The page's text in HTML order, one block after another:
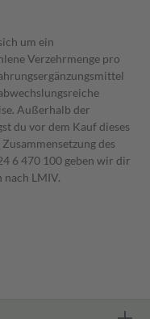
um ein
Verzehrmenge pro
Außerhalb der
du vor dem Kauf dieses
des
6 470 100 geben wir dir
nach LMIV.